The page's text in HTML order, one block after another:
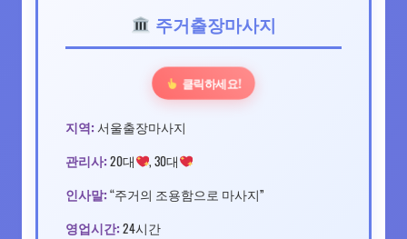
주거출장마사지
클릭하세요!
지역: 서울출장마사지
관리사: 20대 , 30대
인사말: “주거의 조용함으로 마사지”
영업시간: 24시간